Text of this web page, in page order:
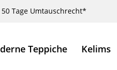
50 Tage Umtauschrecht*
Teppiche Kelims